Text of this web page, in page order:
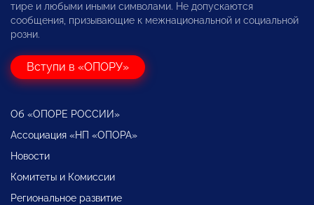
тире и любыми иными символами. Не допускаются
сообщения, призывающие к межнациональной и социальной
розни.
Вступи в «ОПОРУ»
Об «ОПОРЕ РОССИИ»
Ассоциация «НП «ОПОРА»
Новости
Комитеты и Комиссии
Региональное развитие